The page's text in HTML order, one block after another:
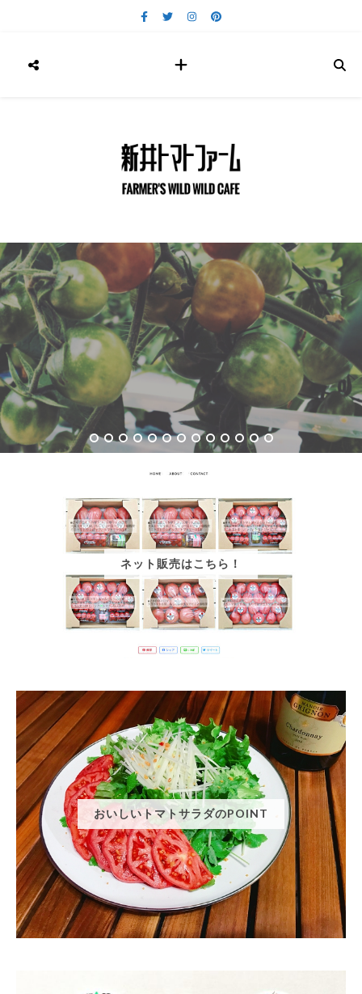
ネット販売はこちら！
おいしいトマトサラダのPOINT